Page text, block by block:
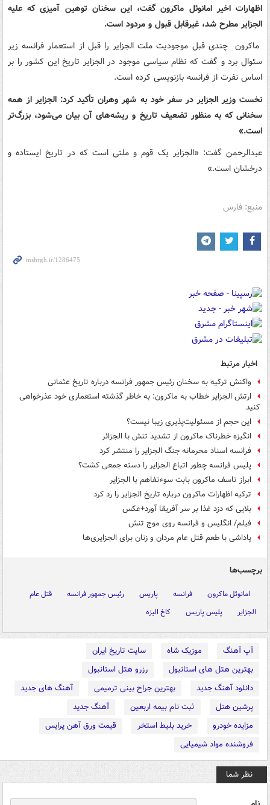
اظهارات اخیر امانوئل ماکرون گفت، این سخنان توهین آمیزی که علیه
الجزایر مطرح شد، غیرقابل قبول و مردود است.
ماکرون چندی قبل موجودیت ملت الجزایر را قبل از استعمار فرانسه زیر
سئوال برد و گفت که نظام سیاسی موجود در الجزایر تاریخ این کشور را بر
اساس نفرت از فرانسه بازنویسی کرده است.
نخست وزیر الجزایر در سفر خود به شهر وهران تأکید کرد: الجزایر از همه
سخنانی که به منظور تضعیف تاریخ و ریشه‌های آن بیان می‌شود، بزرگ‌تر
است.»
عبدالرحمن گفت: «الجزایر یک قوم و ملتی است که در تاریخ ایستاده و
درخشان است.»
منبع: فارس
اخبار مرتبط
واکنش ترکیه به سخنان رئیس جمهور فرانسه درباره تاریخ عثمانی
ارتش الجزایر خطاب به ماکرون: به خاطر گذشته استعماری خود عذرخواهی
کنید
این حجم از مسئولیت‌پذیری زیبا نیست؟
انگیزه خطرناک ماکرون از تشدید تنش با الجزائر
فرانسه اسناد محرمانه جنگ الجزایر را منتشر کرد
پلیس فرانسه چطور اتباع الجزایر را دسته جمعی کشت؟
ابراز تاسف ماکرون بابت سوء‌تفاهم با الجزایر
ترکیه اظهارات ماکرون درباره تاریخ الجزایر را رد کرد
بلایی که ‏دزد غذا بر سر آفریقا آورد+عکس
فیلم/ انگلیس و فرانسه روی موج تنش
پاداشی با طعم قتل عام مردان و زنان برای الجزایری‌ها
برچسب‌ها
امانوئل ماکرون فرانسه پاریس رئیس جمهور فرانسه
قتل عام
الجزایر
پلیس پاریس کاخ الیزه
آپ آهنگ موزیک شاه
سایت تاریخ ایران
بهترین هتل های استانبول
رزرو هتل استانبول
دانلود آهنگ جدید
بهترین جراح بینی ترمیمی
آهنگ های جدید
پرشین هتل
ثبت نام بیمه اربعین
آهنگ جدید
مزایده خودرو
خرید بلیط استخر
قیمت ورق آهن پرایس
فروشنده مواد شیمیایی
نظر شما